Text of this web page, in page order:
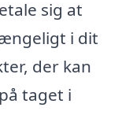
sig at
i dit
der kan
taget i